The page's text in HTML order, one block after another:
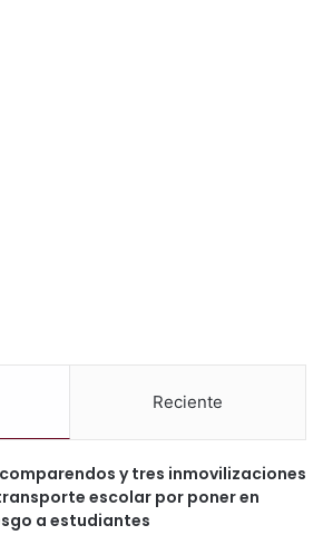
Reciente
comparendos y tres inmovilizaciones
escolar por poner en
a estudiantes